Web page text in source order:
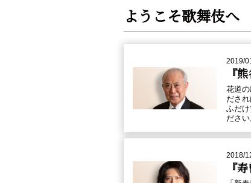
ようこそ歌舞伎へ
2019/
『
花道
ださ
ふだ
ださい
2018/
『